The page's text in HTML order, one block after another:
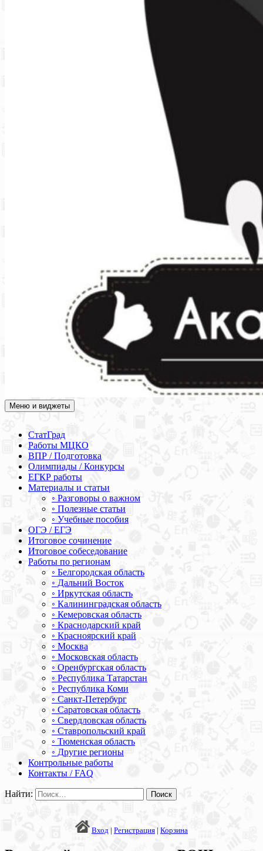
Академия СОВА
Подготовка к ЕГЭ, ОГЭ, ВПР, МЦКО, СтатГрад, КДР, ВОШ,
Меню и виджеты
СтатГрад
Работы МЦКО
ВПР / Подготовка
Олимпиады / Конкурсы
ЕГКР работы
Материалы и статьи
◦ Разговоры о важном
◦ Полезные статьи
◦ Учебные пособия
ОГЭ / ЕГЭ
Итоговое сочинение
Итоговое собеседование
Работы по регионам
◦ Белгородская область
◦ Дальний Восток
◦ Иркутская область
◦ Калининградская область
◦ Кемеровская область
◦ Краснодарский край
◦ Красноярский край
◦ Москва
◦ Московская область
◦ Оренбургская область
◦ Республика Татарстан
◦ Республика Коми
◦ Санкт-Петербург
◦ Саратовская область
◦ Свердловская область
◦ Ставропольский край
◦ Тюменская область
◦ Другие регионы
Контрольные работы
Контакты / FAQ
Найти:
Вход | Регистрация | Корзина